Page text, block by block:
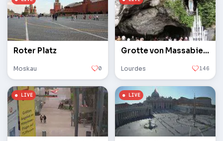
Roter Platz
Moskau 0
Grotte von Massabielle
Lourdes 146